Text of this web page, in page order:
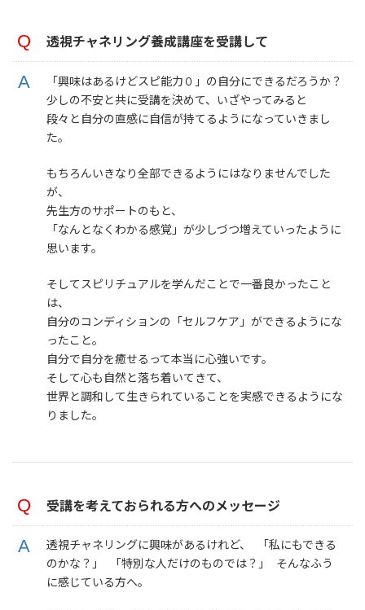
透視チャネリング養成講座を受講して
「興味はあるけどスピ能力０」の自分にできるだろうか？
少しの不安と共に受講を決めて、いざやってみると
段々と自分の直感に自信が持てるようになっていきまし
た。
もちろんいきなり全部できるようにはなりませんでした
が、
先生方のサポートのもと、
「なんとなくわかる感覚」が少しづつ増えていったように
思います。
そしてスピリチュアルを学んだことで一番良かったこと
は、
自分のコンディションの「セルフケア」ができるようにな
ったこと。
自分で自分を癒せるって本当に心強いです。
そして心も自然と落ち着いてきて、
世界と調和して生きられていることを実感できるようにな
りました。
受講を考えておられる方へのメッセージ
透視チャネリングに興味があるけれど、 「私にもできる
のかな？」 「特別な人だけのものでは？」 そんなふう
に感じている方へ。